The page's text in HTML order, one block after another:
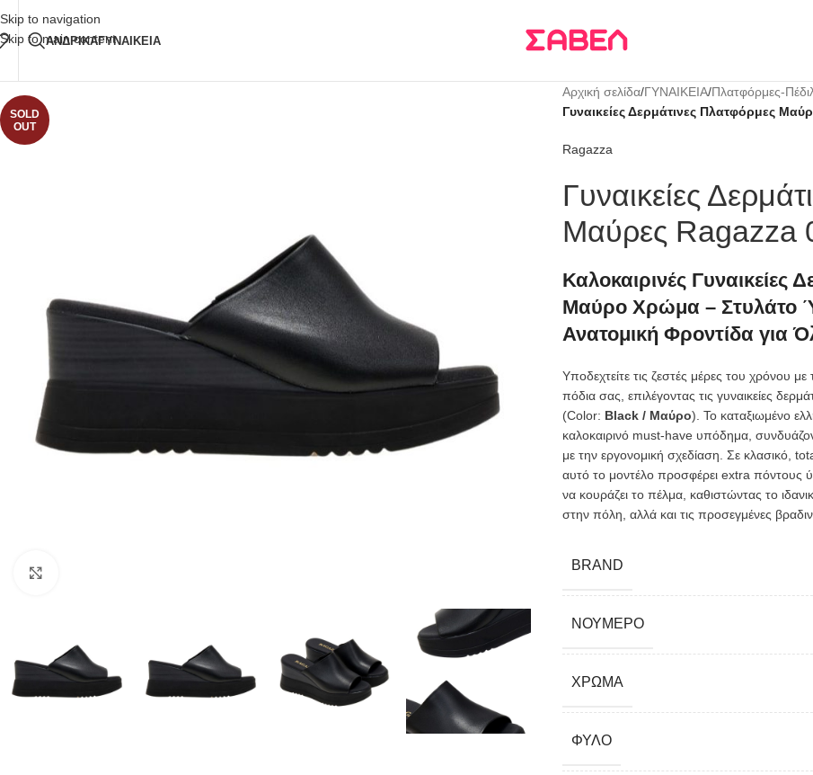
Skip to navigation
Skip to main content
Δωρεάν Μεταφορικά
ΑΝΔΡΙΚΑΓΥΝΑΙΚΕΙΑ
SOLD
OUT
Αρχική σελίδα/ΓΥΝΑΙΚΕΙΑ/Πλατφόρμες-
Γυναικείες Δερμάτινες Πλατφόρμες
Ragazza
Γυναικείες
Μαύρες Ragazza
Καλοκαιρινές Γυναικείες
Μαύρο Χρώμα – Στυλάτο
Ανατομική Φροντίδα για
Υποδεχτείτε τις ζεστές μέρες του χρόνου
πόδια σας, επιλέγοντας τις γυναικείες
(Color: Black / Μαύρο). Το καταξιωμένο
καλοκαιρινό must-have υπόδημα,
με την εργονομική σχεδίαση. Σε κλασικό,
αυτό το μοντέλο προσφέρει extra πόντους
να κουράζει το πέλμα, καθιστώντας το
στην πόλη, αλλά και τις προσεγμένες
BRAND
ΝΟΎΜΕΡΟ
ΧΡΏΜΑ
ΦΎΛΟ